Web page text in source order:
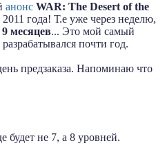
анонс WAR: The Desert of the
года! Т.е уже через неделю,
9 месяцев... Это мой самый
почти год.
предзаказа. Напоминаю что
не 7, а 8 уровней.